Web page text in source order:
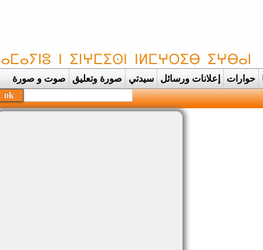
حوارات إعلانات ورسائل سيدتي صورة وتعليق صوت و صورة
|